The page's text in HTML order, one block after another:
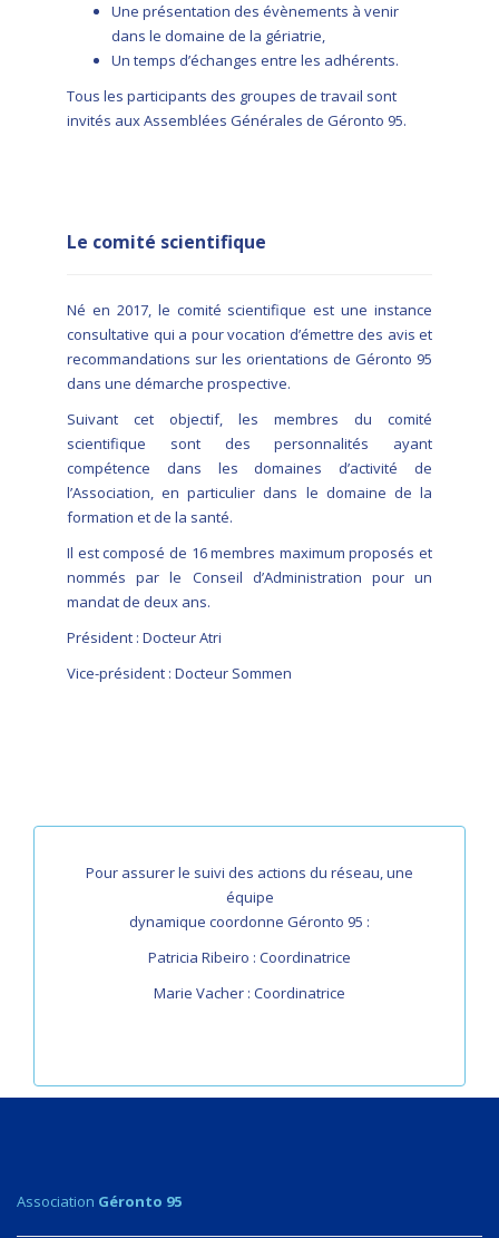
Une présentation des évènements à venir
dans le domaine de la gériatrie,
Un temps d’échanges entre les adhérents.
Tous les participants des groupes de travail sont
invités aux Assemblées Générales de Géronto 95.
Le comité scientifique
Né en 2017, le comité scientifique est une instance
consultative qui a pour vocation d’émettre des avis et
recommandations sur les orientations de Géronto 95
dans une démarche prospective.
Suivant cet objectif, les membres du comité
scientifique sont des personnalités ayant
compétence dans les domaines d’activité de
l’Association, en particulier dans le domaine de la
formation et de la santé.
Il est composé de 16 membres maximum proposés et
nommés par le Conseil d’Administration pour un
mandat de deux ans.
Président : Docteur Atri
Vice-président : Docteur Sommen
Pour assurer le suivi des actions du réseau, une
équipe
dynamique coordonne Géronto 95 :
Patricia Ribeiro : Coordinatrice
Marie Vacher : Coordinatrice
Association Géronto 95